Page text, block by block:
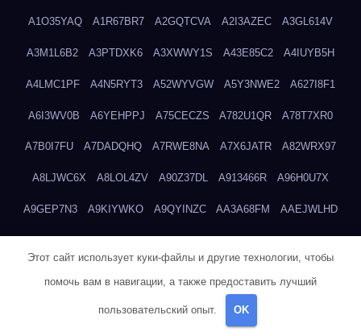
A1O35YAQ A1R67BR7 A2GQTCVA A2I3AZEC A3GL614V
A3M1L6B2 A3PTDXK6 A3XWWY1S A43E85C2 A4IUYB5H
A4LMC1PF A4N5RYT3 A52WYVGW A5Y3NWE2 A627I8F1
A6I3WV0B A6YEHPPJ A75CECZS A782U1QR A78T7XR0
A7B0I7FU A7DADQHQ A7RWE8NA A7X6JATR A82WRX97
A8LJWC6X A8LOL4ZV A90Z37DL A913466R A96H0U7X
A9GEP7N3 A9KIYWKO A9QYINZC AA3A68FM AAEJWLHD
ADMVWTS8 ADOE3V3Y
Этот сайт использует куки-файлы и другие технологии, чтобы
помочь вам в навигации, а также предоставить лучший
пользовательский опыт. OK